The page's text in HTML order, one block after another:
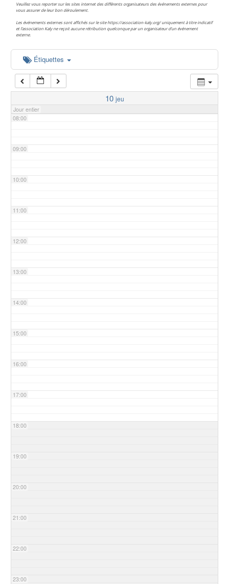
Veuillez vous reporter sur les sites internet des différents organisateurs des événements externes pour
vous assurer de leur bon déroulement.
Les événements externes sont affichés sur le site https://association-kaly.org/ uniquement à titre indicatif
et l’association Kaly ne reçoit aucune rétribution quelconque par un organisateur d’un événement
externe.
Étiquettes
10 jeu
Jour entier
05:00
06:00
07:00
08:00
09:00
10:00
11:00
12:00
13:00
14:00
15:00
16:00
17:00
18:00
19:00
20:00
21:00
22:00
23:00